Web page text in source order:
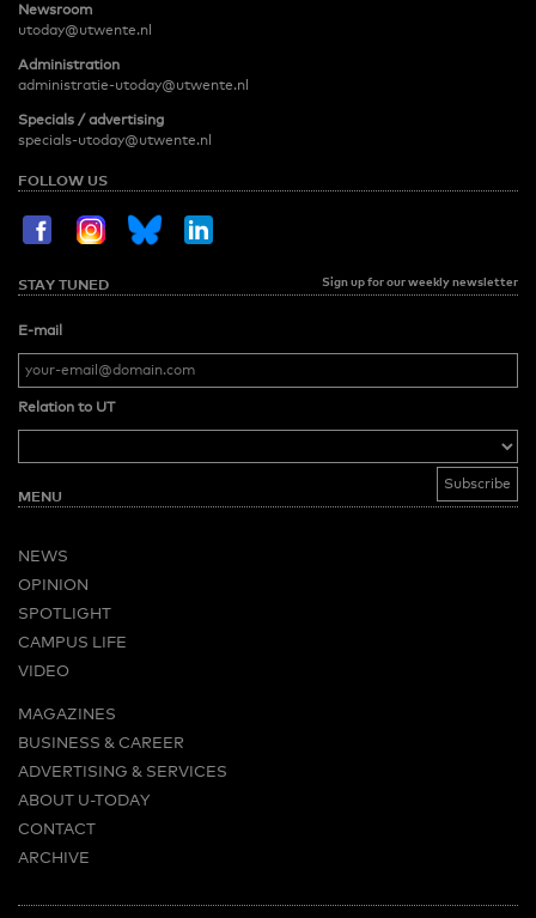
Newsroom
utoday@utwente.nl
Administration
administratie-utoday@utwente.nl
Specials / advertising
specials-utoday@utwente.nl
FOLLOW US
STAY TUNED Sign up for our weekly newsletter
E-mail
Relation to UT
MENU
NEWS
OPINION
SPOTLIGHT
CAMPUS LIFE
VIDEO
MAGAZINES
BUSINESS & CAREER
ADVERTISING & SERVICES
ABOUT U-TODAY
CONTACT
ARCHIVE